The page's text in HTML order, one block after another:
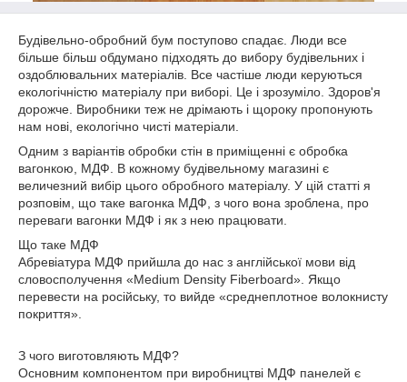
Будівельно-обробний бум поступово спадає. Люди все
більше більш обдумано підходять до вибору будівельних і
оздоблювальних матеріалів. Все частіше люди керуються
екологічністю матеріалу при виборі. Це і зрозуміло. Здоров'я
дорожче. Виробники теж не дрімають і щороку пропонують
нам нові, екологічно чисті матеріали.
Одним з варіантів обробки стін в приміщенні є обробка
вагонкою, МДФ. В кожному будівельному магазині є
величезний вибір цього обробного матеріалу. У цій статті я
розповім, що таке вагонка МДФ, з чого вона зроблена, про
переваги вагонки МДФ і як з нею працювати.
Що таке МДФ
Абревіатура МДФ прийшла до нас з англійської мови від
словосполучення «Medium Density Fiberboard». Якщо
перевести на російську, то вийде «среднеплотное волокнисту
покриття».
З чого виготовляють МДФ?
Основним компонентом при виробництві МДФ панелей є